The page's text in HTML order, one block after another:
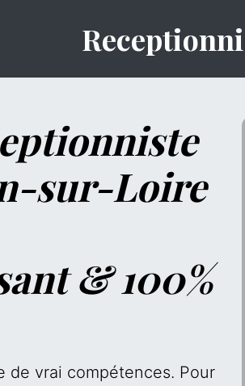
sur-Loire
& 100%
de vrai compétences. Pour